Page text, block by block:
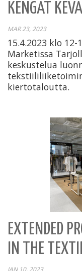
KENGÄT
MAR 23, 2023
15.4.2023 klo 12-
Marketissa
keskustelua
kiertotaloutta.
EXTENDED
IN THE